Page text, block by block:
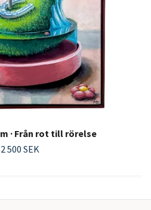
· Från rot till rörelse
500 SEK